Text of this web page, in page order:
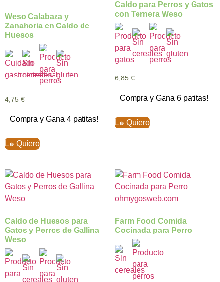
Weso Calabaza y
Zanahoria en Caldo de
Huesos
4,75 €
Compra y Gana 4 patitas!
L๑ Quiero
Caldo para Perros y Gatos
con Ternera Weso
6,85 €
Compra y Gana 6 patitas!
L๑ Quiero
Caldo de Huesos para
Gatos y Perros de Gallina
Weso
Farm Food Comida
Cocinada para Perro